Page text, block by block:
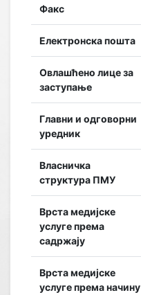
Факс
Електронска пошта
Овлашћено лице за
заступање
Главни и одговорни
уредник
Власничка
структура ПМУ
Врста медијске
услуге према
садржају
Врста медијске
услуге према начину